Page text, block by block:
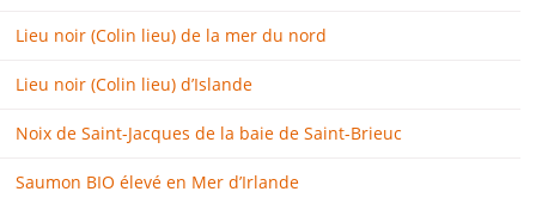
Lieu noir (Colin lieu) de la mer du nord
Lieu noir (Colin lieu) d’Islande
Noix de Saint-Jacques de la baie de Saint-Brieuc
Saumon BIO élevé en Mer d’Irlande